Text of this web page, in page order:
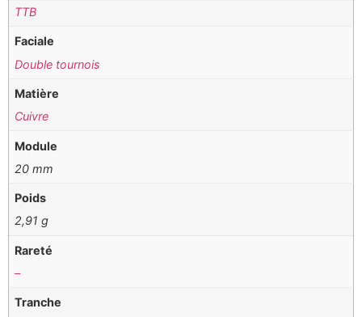
TTB
Faciale
Double tournois
Matière
Cuivre
Module
20 mm
Poids
2,91 g
Rareté
–
Tranche